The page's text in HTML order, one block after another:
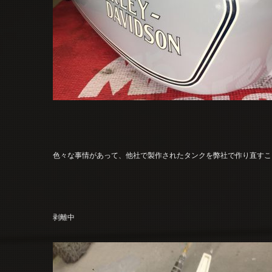
色々な事情があって、他社で製作されたタンクを弊社で作り直す
剥離中